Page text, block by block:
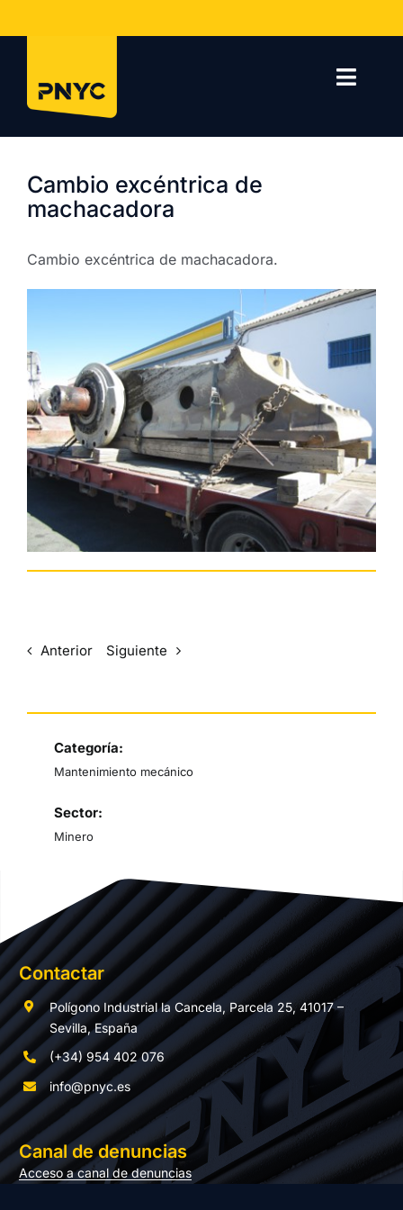
contenido
Empresa
Contacto
Español
Cambio excéntrica de
machacadora
Cambio excéntrica de machacadora.
Anterior Siguiente
Categoría:
Mantenimiento mecánico
Sector:
Minero
Contactar
Polígono Industrial la Cancela, Parcela 25, 41017 –
Sevilla, España
(+34) 954 402 076
info@pnyc.es
Canal de denuncias
Acceso a canal de denuncias